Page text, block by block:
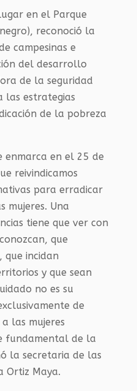
en el Parque
reconoció la
campesinas e
del desarrollo
de la seguridad
las estrategias
de la pobreza
enmarca en el 25 de
reivindicamos
para erradicar
mujeres. Una
tiene que ver con
que
que incidan
y que sean
no es su
de
las mujeres
fundamental de la
la secretaria de las
Ortiz Maya.